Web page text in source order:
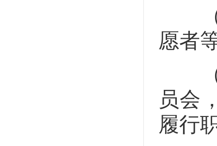
（
愿者
（
员会
履行